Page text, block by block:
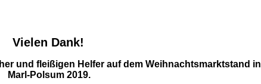
Vielen Dank!
und fleißigen Helfer auf dem Weihnachtsmarktstand in
Marl-Polsum 2019.